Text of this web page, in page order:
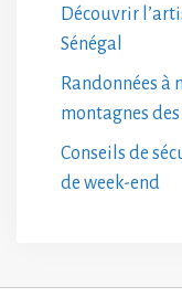
Découvrir
Sénégal
Randonnées à
montagnes des
Conseils de
de week-end